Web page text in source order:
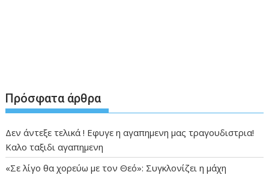
Πρόσφατα άρθρα
Δεν άντεξε τελικά ! Εφυγε η αγαπημενη μας τραγουδιστρια!
Καλο ταξιδι αγαπημενη
«Σε λίγο θα χορεύω με τον Θεό»: Συγκλονίζει η μάχη